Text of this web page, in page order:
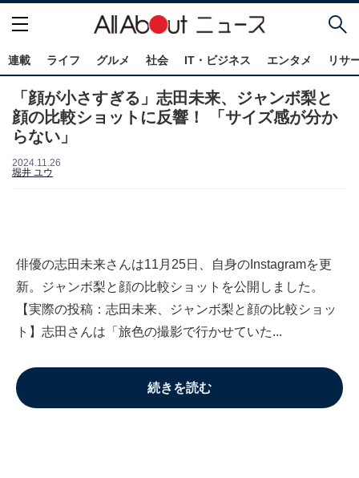
連載 ライフ グルメ 社会 IT・ビジネス エンタメ リサ
「顔が小さすぎる」志田未来、ジャンボ梨と
顔の比較ショットに反響！ 「サイズ感が分か
らない」
2024.11.26
堀井 ユウ
俳優の志田未来さんは11月25日、自身のInstagramを更
新。ジャンボ梨と顔の比較ショットを公開しました。
【実際の投稿：志田未来、ジャンボ梨と顔の比較ショッ
ト】志田さんは「旅色の撮影で行かせていた...
続きを読む